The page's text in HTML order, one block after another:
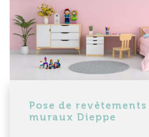
Pose de revêtements
muraux Dieppe